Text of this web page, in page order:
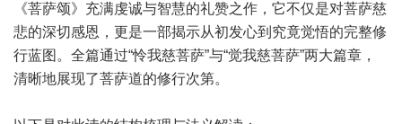
《菩萨颂》充满虔诚与智慧的礼赞之作，它不仅是对菩萨慈
悲的深切感恩，更是一部揭示从初发心到究竟觉悟的完整修
行蓝图。全篇通过“怜我慈菩萨”与“觉我慈菩萨”两大篇章，
清晰地展现了菩萨道的修行次第。